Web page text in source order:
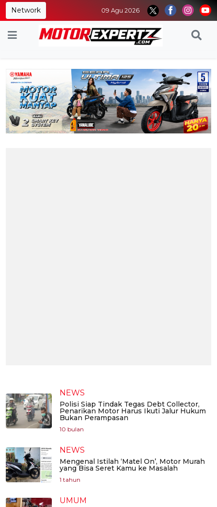
Network 09 Agu 2026
NEWS
Polisi Siap Tindak Tegas Debt Collector,
Penarikan Motor Harus Ikuti Jalur Hukum
Bukan Perampasan
10 bulan
NEWS
Mengenal Istilah ‘Matel On’, Motor Murah
yang Bisa Seret Kamu ke Masalah
1 tahun
UMUM